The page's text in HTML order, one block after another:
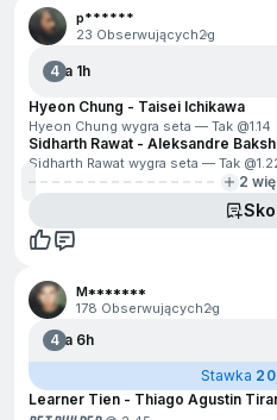
p******
23 Obserwujących2g
4Za 1h
Hyeon Chung - Taisei Ichikawa
Hyeon Chung wygra seta — Tak @1.14
Sidharth Rawat - Aleksandre
Sidharth Rawat wygra seta — Tak @
2
M*******
178 Obserwujących2g
4Za 6h
Stawka
Learner Tien - Thiago Agustin